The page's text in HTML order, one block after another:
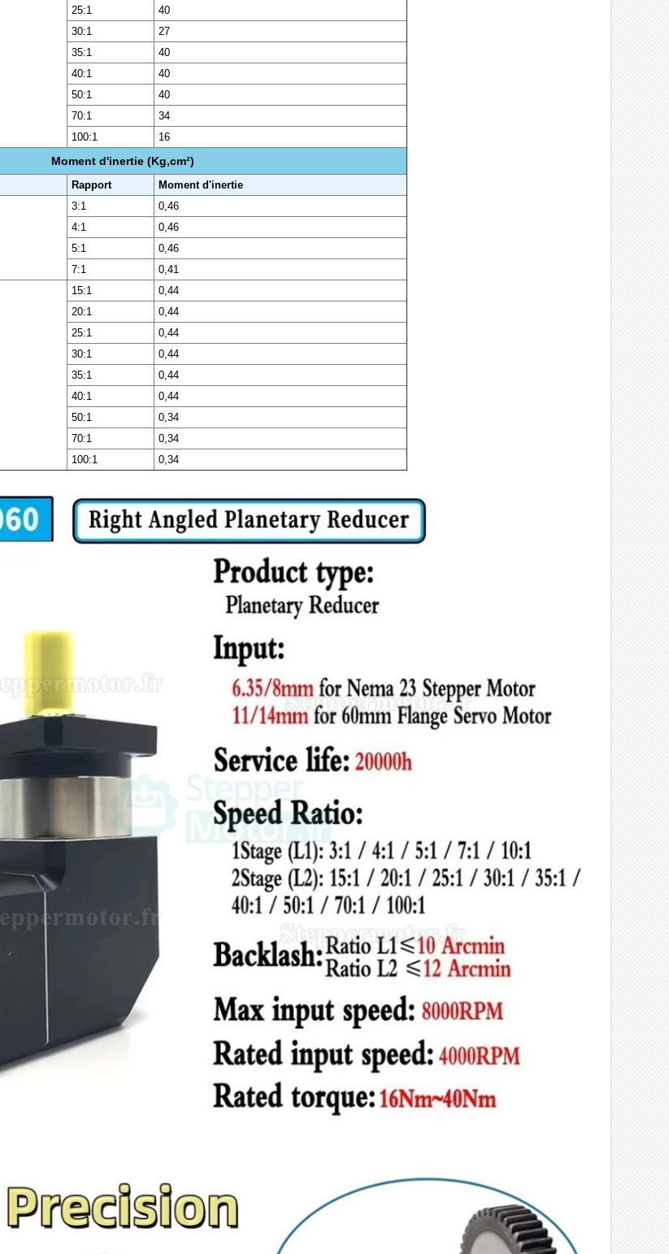
25:1
40
30:1
27
35:1
40
40:1
40
50:1
40
70:1
34
100:1
16
Moment d'inertie (Kg,cm²)
Rapport Moment d'inertie
3:1
0,46
4:1
0,46
5:1
0,46
7:1
0,41
15:1
0,44
20:1
0,44
25:1
0,44
30:1
0,44
35:1
0,44
40:1
0,44
50:1
0,34
70:1
0,34
100:1
0,34